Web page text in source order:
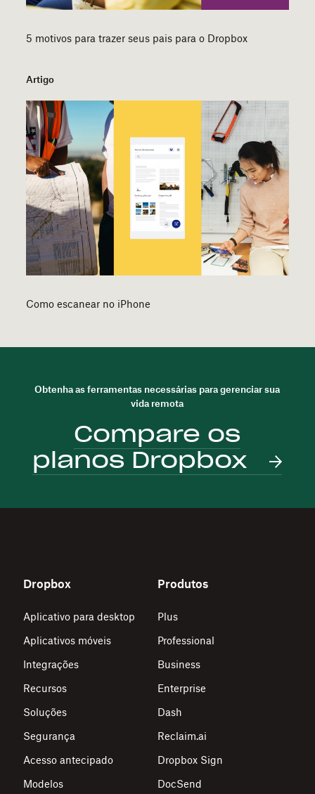
5 motivos para trazer seus pais para o Dropbox
Artigo
Como escanear no iPhone
Obtenha as ferramentas necessárias para gerenciar sua
vida remota
Compare os
planos Dropbox
Dropbox
Aplicativo para desktop
Aplicativos móveis
Integrações
Recursos
Soluções
Segurança
Acesso antecipado
Modelos
Produtos
Plus
Professional
Business
Enterprise
Dash
Reclaim.ai
Dropbox Sign
DocSend